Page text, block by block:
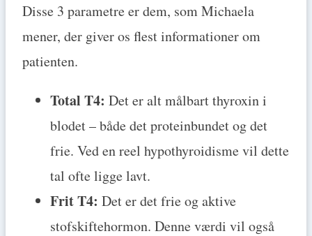
Disse 3 parametre er dem, som Michaela
mener, der giver os flest informationer om
patienten.
Total T4: Det er alt målbart thyroxin i
blodet – både det proteinbundet og det
frie. Ved en reel hypothyroidisme vil dette
tal ofte ligge lavt.
Frit T4: Det er det frie og aktive
stofskiftehormon. Denne værdi vil også